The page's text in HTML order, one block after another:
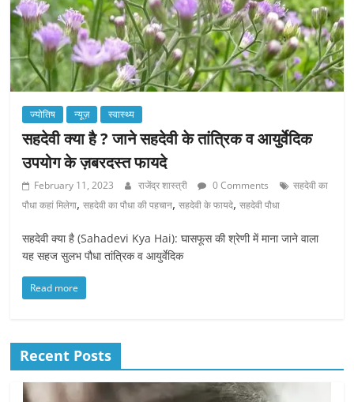
ज्योतिष न्यूज़ स्वास्थ्य
सहदेवी क्या है ? जाने सहदेवी के तांत्रिक व आयुर्वेदिक
उपयोग के ज़बरदस्त फायदे
February 11, 2023 राजेंद्र शास्त्री 0 Comments
सहदेवी का
पौधा कहां मिलेगा,सहदेवी का पौधा की पहचान,सहदेवी के फायदे,सहदेवी पौधा
सहदेवी क्या है (Sahadevi Kya Hai): घासफूस की श्रेणी में माना जाने वाला
यह सहज सुलभ पौधा तांत्रिक व आयुर्वेदिक
Read more
Recent Posts